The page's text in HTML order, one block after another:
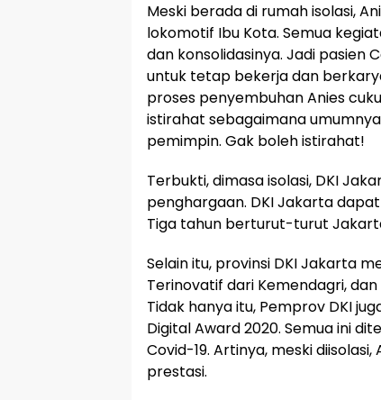
Meski berada di rumah isolasi,
lokomotif Ibu Kota. Semua
dan konsolidasinya. Jadi pasien
untuk tetap bekerja dan
proses penyembuhan Anies
istirahat sebagaimana
pemimpin. Gak boleh istirahat!
Terbukti, dimasa isolasi, DKI
penghargaan. DKI Jakarta
Tiga tahun berturut-turut
Selain itu, provinsi DKI Jakarta
Terinovatif dari Kemendagri,
Tidak hanya itu, Pemprov DKI
Digital Award 2020. Semua ini
Covid-19. Artinya, meski
prestasi.